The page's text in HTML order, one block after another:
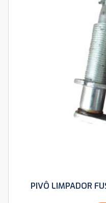
PIVÔ LIMPADOR